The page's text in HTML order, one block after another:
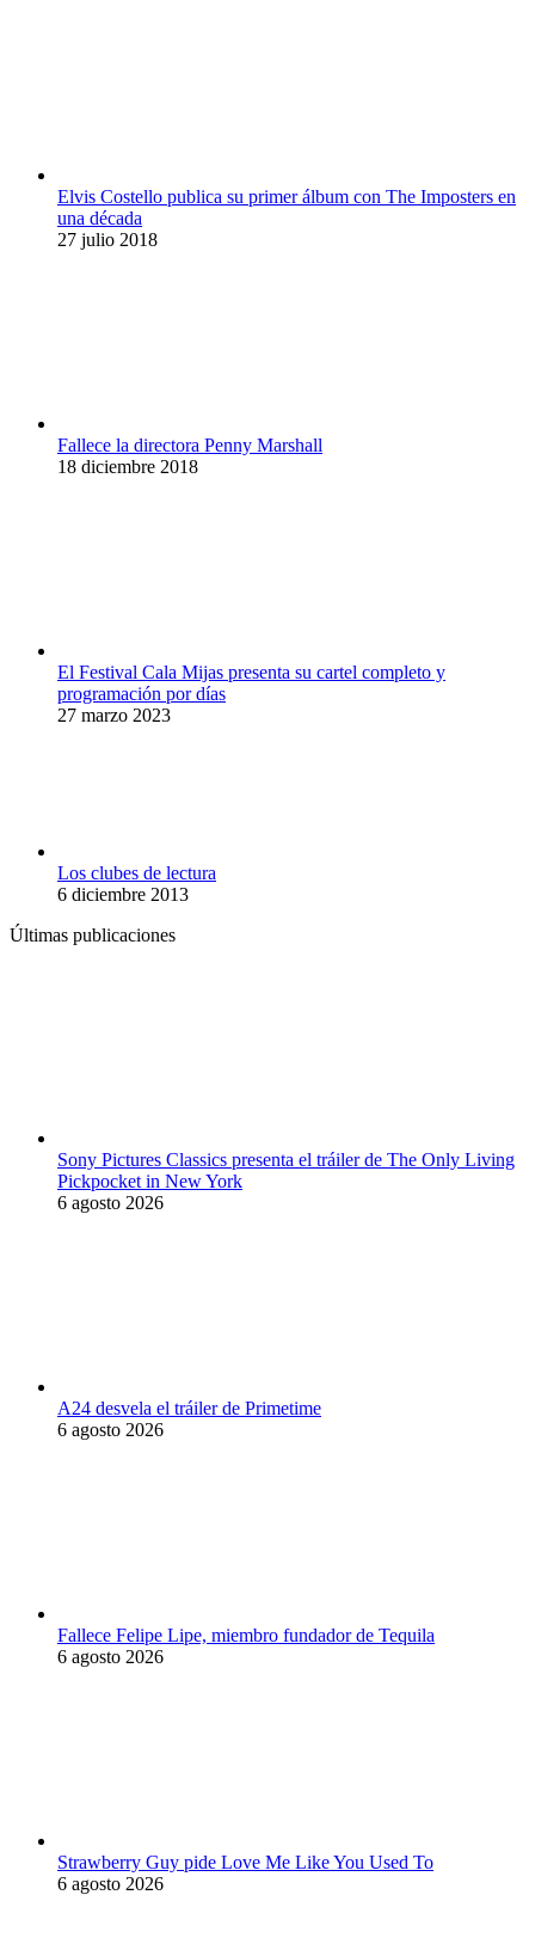
Elvis Costello publica su primer álbum con The Imposters en
una década
27 julio 2018
Fallece la directora Penny Marshall
18 diciembre 2018
El Festival Cala Mijas presenta su cartel completo y
programación por días
27 marzo 2023
Los clubes de lectura
6 diciembre 2013
Últimas publicaciones
Sony Pictures Classics presenta el tráiler de The Only Living
Pickpocket in New York
6 agosto 2026
A24 desvela el tráiler de Primetime
6 agosto 2026
Fallece Felipe Lipe, miembro fundador de Tequila
6 agosto 2026
Strawberry Guy pide Love Me Like You Used To
6 agosto 2026